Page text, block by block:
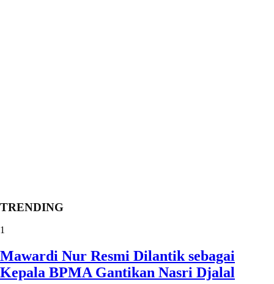
TRENDING
1
Mawardi Nur Resmi Dilantik sebagai
Kepala BPMA Gantikan Nasri Djalal